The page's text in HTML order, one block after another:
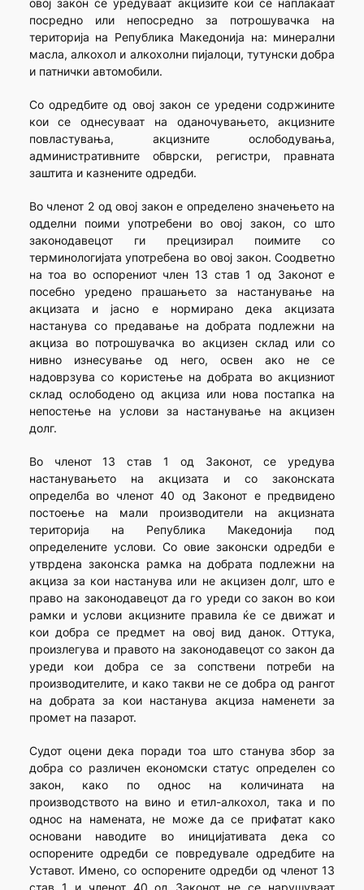
овој закон се уредуваат акцизите кои се наплаќаат
посредно или непосредно за потрошувачка на
територија на Република Македонија на: минерални
масла, алкохол и алкохолни пијалоци, тутунски добра
и патнички автомобили.
Со одредбите од овој закон се уредени содржините
кои се однесуваат на оданочувањето, акцизните
повластувања, акцизните ослободувања,
административните обврски, регистри, правната
заштита и казнените одредби.
Во членот 2 од овој закон е определено значењето на
одделни поими употребени во овој закон, со што
законодавецот ги прецизирал поимите со
терминологијата употребена во овој закон. Соодветно
на тоа во оспорениот член 13 став 1 од Законот е
посебно уредено прашањето за настанување на
акцизата и јасно е нормирано дека акцизата
настанува со предавање на добрата подлежни на
акциза во потрошувачка во акцизен склад или со
нивно изнесување од него, освен ако не се
надоврзува со користење на добрата во акцизниот
склад ослободено од акциза или нова постапка на
непостење на услови за настанување на акцизен
долг.
Во членот 13 став 1 од Законот, се уредува
настанувањето на акцизата и со законската
определба во членот 40 од Законот е предвидено
постоење на мали производители на акцизната
територија на Република Македонија под
определените услови. Со овие законски одредби е
утврдена законска рамка на добрата подлежни на
акциза за кои настанува или не акцизен долг, што е
право на законодавецот да го уреди со закон во кои
рамки и услови акцизните правила ќе се движат и
кои добра се предмет на овој вид данок. Оттука,
произлегува и правото на законодавецот со закон да
уреди кои добра се за сопствени потреби на
производителите, и како такви не се добра од рангот
на добрата за кои настанува акциза наменети за
промет на пазарот.
Судот оцени дека поради тоа што станува збор за
добра со различен економски статус определен со
закон, како по однос на количината на
производството на вино и етил-алкохол, така и по
однос на намената, не може да се прифатат како
основани наводите во иницијативата дека со
оспорените одредби се повредувале одредбите на
Уставот. Имено, со оспорените одредби од членот 13